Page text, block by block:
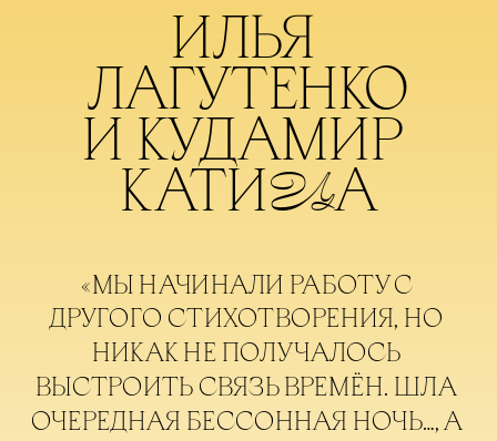
ИЛЬЯ
ЛАГУТЕНКО
И КУДАМИР
КАТИЦА
«МЫ НАЧИНАЛИ РАБОТУ С
ДРУГОГО СТИХОТВОРЕНИЯ, НО
НИКАК НЕ ПОЛУЧАЛОСЬ
ВЫСТРОИТЬ СВЯЗЬ ВРЕМЁН. ШЛА
ОЧЕРЕДНАЯ БЕССОННАЯ НОЧЬ…, А